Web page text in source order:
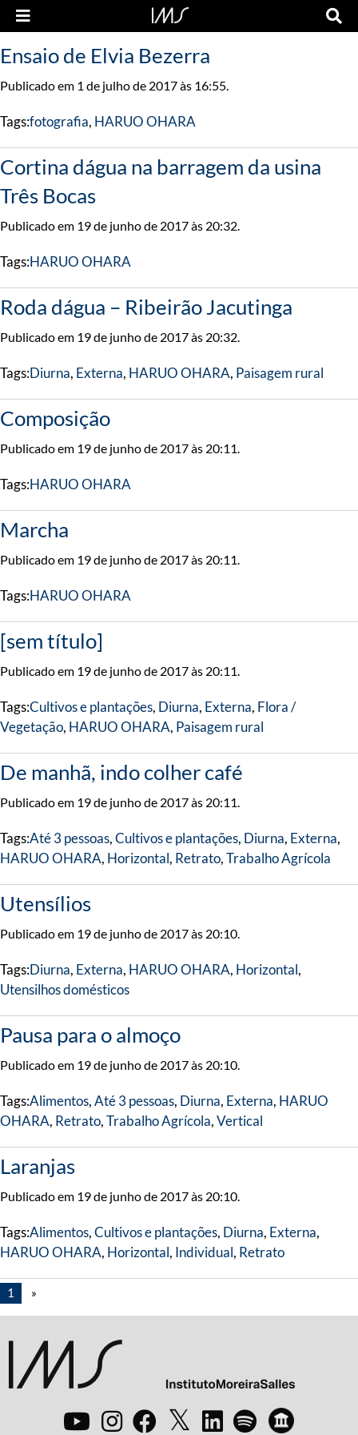
Ensaio de Elvia Bezerra
Publicado em 1 de julho de 2017 às 16:55.
Tags:fotografia, HARUO OHARA
Cortina dágua na barragem da usina
Três Bocas
Publicado em 19 de junho de 2017 às 20:32.
Tags:HARUO OHARA
Roda dágua – Ribeirão Jacutinga
Publicado em 19 de junho de 2017 às 20:32.
Tags:Diurna, Externa, HARUO OHARA, Paisagem rural
Composição
Publicado em 19 de junho de 2017 às 20:11.
Tags:HARUO OHARA
Marcha
Publicado em 19 de junho de 2017 às 20:11.
Tags:HARUO OHARA
[sem título]
Publicado em 19 de junho de 2017 às 20:11.
Tags:Cultivos e plantações, Diurna, Externa, Flora /
Vegetação, HARUO OHARA, Paisagem rural
De manhã, indo colher café
Publicado em 19 de junho de 2017 às 20:11.
Tags:Até 3 pessoas,Cultivos e plantações, Diurna, Externa,
HARUO OHARA, Horizontal, Retrato,Trabalho Agrícola
Utensílios
Publicado em 19 de junho de 2017 às 20:10.
Tags:Diurna, Externa, HARUO OHARA, Horizontal,
Utensilhos domésticos
Pausa para o almoço
Publicado em 19 de junho de 2017 às 20:10.
Tags:Alimentos,Até 3 pessoas, Diurna, Externa, HARUO
OHARA, Retrato,Trabalho Agrícola,Vertical
Laranjas
Publicado em 19 de junho de 2017 às 20:10.
Tags:Alimentos,Cultivos e plantações, Diurna, Externa,
HARUO OHARA, Horizontal, Individual, Retrato
1 »